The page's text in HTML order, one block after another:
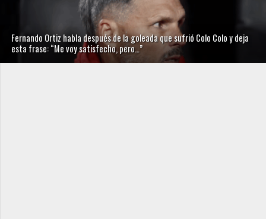
Fernando Ortiz habla después de la goleada que sufrió Colo Colo y deja
esta frase: “Me voy satisfecho, pero…”